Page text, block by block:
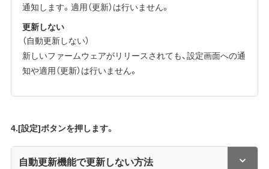
通知します。適用（更新）は行いません。
更新しない
（自動更新しない）
新しいファームウェアがリリースされても、設定画面への通
知や適用（更新）は行いません。
4.[設定]ボタンを押します。
自動更新機能で更新しない方法